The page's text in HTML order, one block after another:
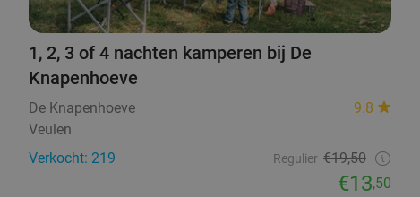
1, 2, 3 of 4 nachten kamperen bij De
Knapenhoeve
De Knapenhoeve
9.8
Veulen
Verkocht: 219
Regulier €19,50
€13,50